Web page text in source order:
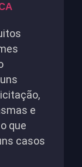
e
que
casos